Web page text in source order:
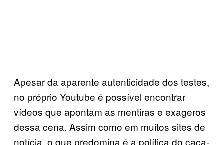
Apesar da aparente autenticidade dos testes,
no próprio Youtube é possível encontrar
vídeos que apontam as mentiras e exageros
dessa cena. Assim como em muitos sites de
notícia, o que predomina é a política do caça-